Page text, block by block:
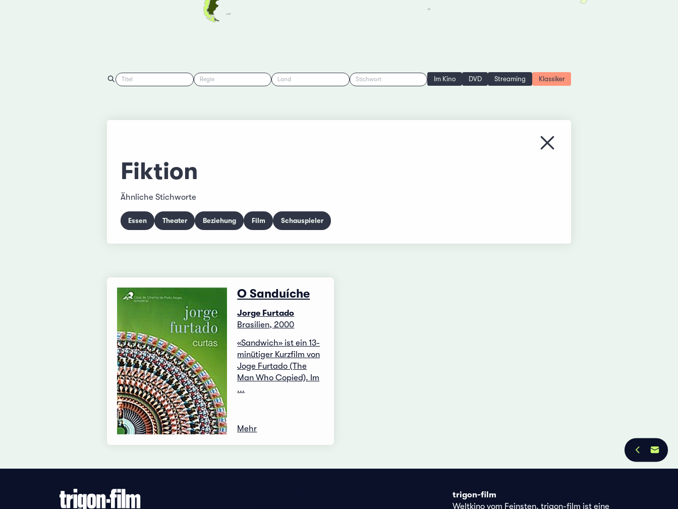
Titel Regie Land Stichwort Im Kino DVD Streaming Klassiker
Menü schliessen
Fiktion
Ähnliche Stichworte
Essen Theater Beziehung Film Schauspieler
O Sanduíche
Jorge Furtado
Brasilien, 2000
«Sandwich» ist ein 13-
minütiger Kurzfilm von
Joge Furtado (The
Man Who Copied). Im
...
Mehr
trigon-film
Weltkino vom Feinsten. trigon-film ist eine